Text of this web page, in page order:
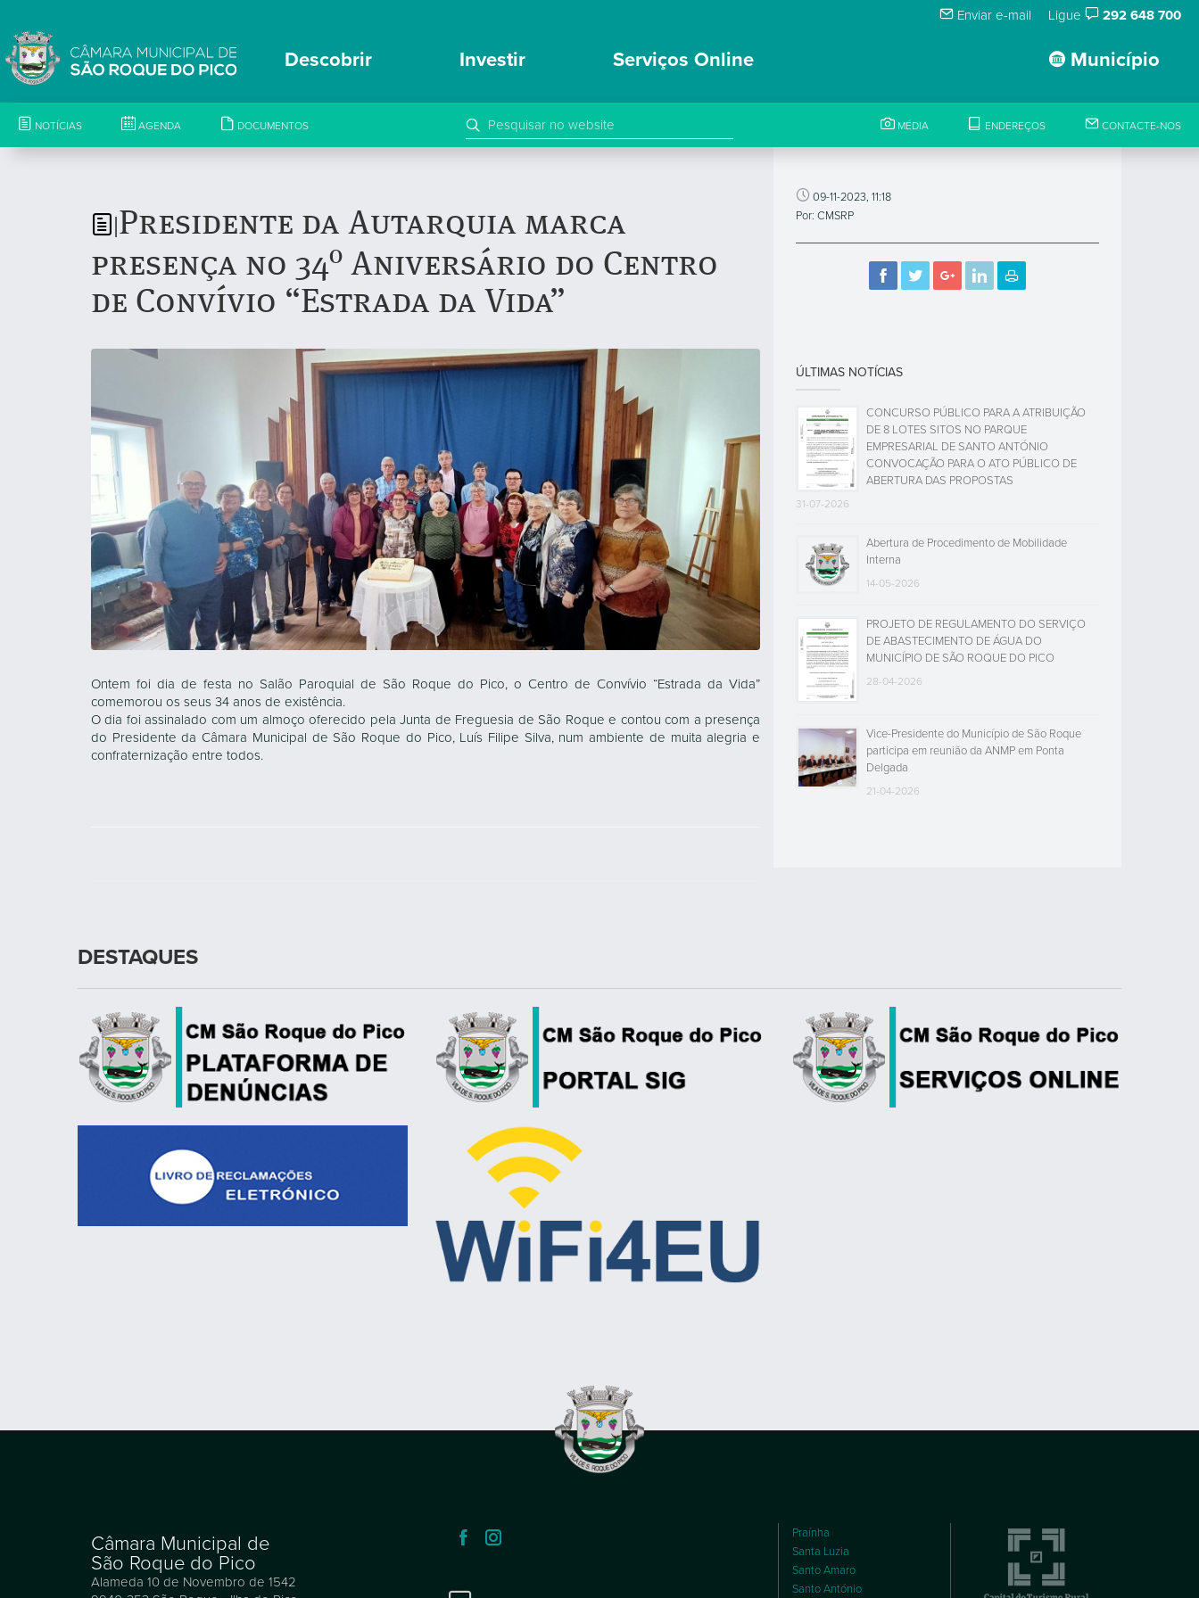
Enviar e-mail Ligue 292 648 700
Município
Descobrir Investir Serviços Online
NOTÍCIAS AGENDA DOCUMENTOS MÉDIA ENDEREÇOS CONTACTE-NOS
Presidente da Autarquia marca
presença no 34º Aniversário do Centro
de Convívio “Estrada da Vida”
Ontem foi dia de festa no Salão Paroquial de São Roque do Pico, o Centro de Convívio “Estrada da Vida”
comemorou os seus 34 anos de existência.
O dia foi assinalado com um almoço oferecido pela Junta de Freguesia de São Roque e contou com a presença
do Presidente da Câmara Municipal de São Roque do Pico, Luís Filipe Silva, num ambiente de muita alegria e
confraternização entre todos.
09-11-2023, 11:18
Por: CMSRP
ÚLTIMAS NOTÍCIAS
CONCURSO PÚBLICO PARA A ATRIBUIÇÃO
DE 8 LOTES SITOS NO PARQUE
EMPRESARIAL DE SANTO ANTÓNIO
CONVOCAÇÃO PARA O ATO PÚBLICO DE
ABERTURA DAS PROPOSTAS
31-07-2026
Abertura de Procedimento de Mobilidade
Interna
14-05-2026
PROJETO DE REGULAMENTO DO SERVIÇO
DE ABASTECIMENTO DE ÁGUA DO
MUNICÍPIO DE SÃO ROQUE DO PICO
28-04-2026
Vice-Presidente do Município de São Roque
participa em reunião da ANMP em Ponta
Delgada
21-04-2026
DESTAQUES
Câmara Municipal de
São Roque do Pico
Alameda 10 de Novembro de 1542
Praínha
Santa Luzia
Santo Amaro
Santo António